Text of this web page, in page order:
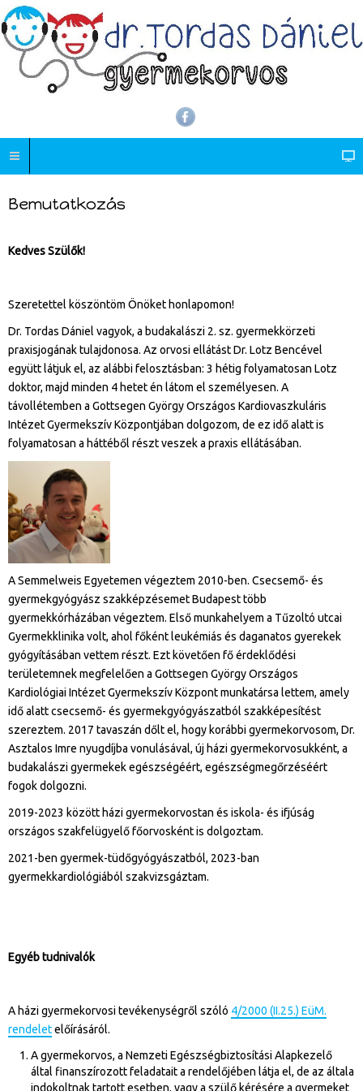
Bemutatkozás
Kedves Szülők!
Szeretettel köszöntöm Önöket honlapomon!
Dr. Tordas Dániel vagyok, a budakalászi 2. sz. gyermekkörzeti
praxisjogának tulajdonosa. Az orvosi ellátást Dr. Lotz Bencével
együtt látjuk el, az alábbi felosztásban: 3 hétig folyamatosan Lotz
doktor, majd minden 4 hetet én látom el személyesen. A
távollétemben a Gottsegen György Országos Kardiovaszkuláris
Intézet Gyermekszív Központjában dolgozom, de ez idő alatt is
folyamatosan a háttéből részt veszek a praxis ellátásában.
A Semmelweis Egyetemen végeztem 2010-ben. Csecsemő- és
gyermekgyógyász szakképzésemet Budapest több
gyermekkórházában végeztem. Első munkahelyem a Tűzoltó utcai
Gyermekklinika volt, ahol főként leukémiás és daganatos gyerekek
gyógyításában vettem részt. Ezt követően fő érdeklődési
területemnek megfelelően a Gottsegen György Országos
Kardiológiai Intézet Gyermekszív Központ munkatársa lettem, amely
idő alatt csecsemő- és gyermekgyógyászatból szakképesítést
szereztem. 2017 tavaszán dőlt el, hogy korábbi gyermekorvosom, Dr.
Asztalos Imre nyugdíjba vonulásával, új házi gyermekorvosukként, a
budakalászi gyermekek egészségéért, egészségmegőrzéséért
fogok dolgozni.
2019-2023 között házi gyermekorvostan és iskola- és ifjúság
országos szakfelügyelő főorvosként is dolgoztam.
2021-ben gyermek-tüdőgyógyászatból, 2023-ban
gyermekkardiológiából szakvizsgáztam.
Egyéb tudnivalók
A házi gyermekorvosi tevékenységről szóló 4/2000 (II.25.) EüM.
rendeletelőírásáról.
A gyermekorvos, a Nemzeti Egészségbiztosítási Alapkezelő
által finanszírozott feladatait a rendelőjében látja el, de az általa
indokoltnak tartott esetben, vagy a szülő kérésére a gyermeket